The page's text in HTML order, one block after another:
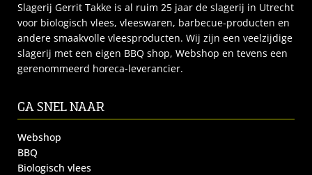
Slagerij Gerrit Takke is al ruim 25 jaar de slagerij in Utrecht
voor biologisch vlees, vleeswaren, barbecue-producten en
andere smaakvolle vleesproducten. Wij zijn een veelzijdige
slagerij met een eigen BBQ shop, Webshop en tevens een
gerenommeerd horeca-leverancier.
GA SNEL NAAR
Webshop
BBQ
Biologisch vlees